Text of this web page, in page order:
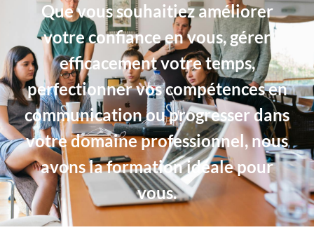
Que vous souhaitiez améliorer
votre confiance en vous, gérer
efficacement votre temps,
perfectionner vos compétences en
communication ou progresser dans
votre domaine professionnel, nous
avons la formation idéale pour
vous.